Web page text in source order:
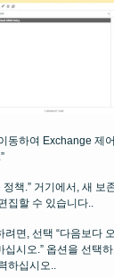
동하여 Exchange 제
정책.” 거기에서, 새 보
집할 수 있습니다..
려면, 선택 “다음보다
십시오.” 옵션을 선택
하십시오..